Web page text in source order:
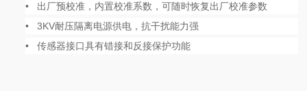
• 出厂预校准，内置校准系数，可随时恢复出厂校准参数
• 3KV耐压隔离电源供电，抗干扰能力强
• 传感器接口具有错接和反接保护功能